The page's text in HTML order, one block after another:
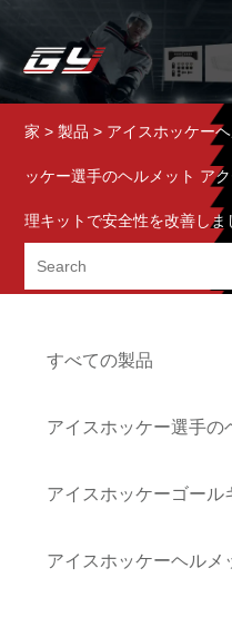
家 > 製品 > アイスホッケー
ッケー選手のヘルメット ア
理キットで安全性を改善しま
すべての製品
アイスホッケー選手の
アイスホッケーゴール
アイスホッケーヘルメ